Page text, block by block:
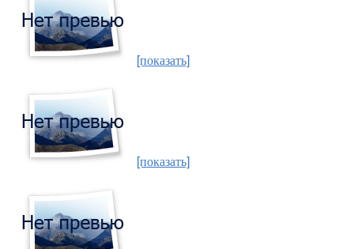
[показать]
[показать]